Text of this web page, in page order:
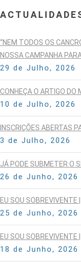
“NEM TODOS OS
NOSSA CAMPANHA
29 de Julho, 2026
CONHEÇA O ARTIGO DO
10 de Julho, 2026
INSCRIÇÕES ABERTAS
3 de Julho, 2026
JÁ PODE SUBMETER O
26 de Junho, 2026
EU SOU SOBREVIVENTE
25 de Junho, 2026
EU SOU SOBREVIVENTE
18 de Junho, 2026